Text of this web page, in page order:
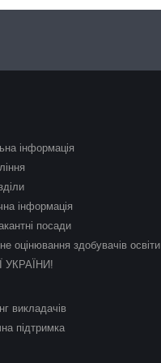
інформація
інформація
посади
оцінювання здобувачів освіти
УКРАЇНИ!
викладачів
підтримка